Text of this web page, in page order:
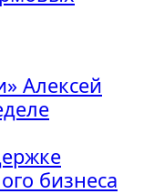
Алексей
бизнеса